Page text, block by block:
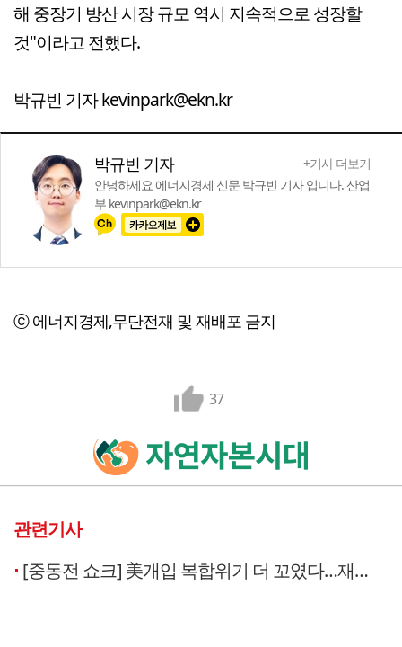
해 중장기 방산 시장 규모 역시 지속적으로 성장할
것"이라고 전했다.
박규빈 기자 kevinpark@ekn.kr
박규빈 기자
+기사 더보기
안녕하세요 에너지경제 신문 박규빈 기자 입니다. 산업
부 kevinpark@ekn.kr
ⓒ 에너지경제,무단전재 및 재배포 금지
37
관련기사
[중동전 쇼크] 美개입 복합위기 더 꼬였다…재계 ‘경영전략 고민’